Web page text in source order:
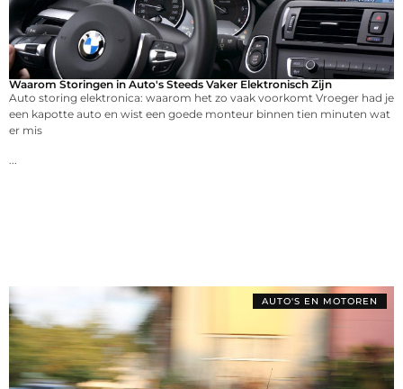
Waarom Storingen in Auto's Steeds Vaker Elektronisch Zijn
Auto storing elektronica: waarom het zo vaak voorkomt Vroeger had je
een kapotte auto en wist een goede monteur binnen tien minuten wat
er mis
AUTO'S EN MOTOREN